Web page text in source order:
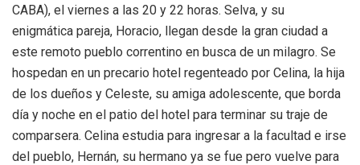
CABA), el viernes a las 20 y 22 horas. Selva, y su
enigmática pareja, Horacio, llegan desde la gran ciudad a
este remoto pueblo correntino en busca de un milagro. Se
hospedan en un precario hotel regenteado por Celina, la hija
de los dueños y Celeste, su amiga adolescente, que borda
día y noche en el patio del hotel para terminar su traje de
comparsera. Celina estudia para ingresar a la facultad e irse
del pueblo, Hernán, su hermano ya se fue pero vuelve para